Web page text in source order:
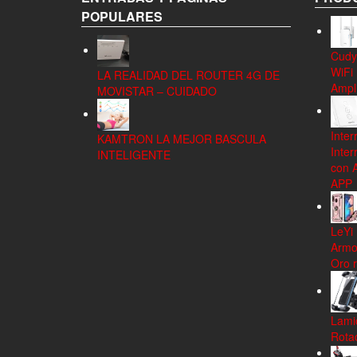
POPULARES
LA REALIDAD DEL ROUTER 4G DE
MOVISTAR – CUIDADO
KAMTRON LA MEJOR BASCULA
INTELIGENTE
WiFi
con
APP
LeYi
Oro